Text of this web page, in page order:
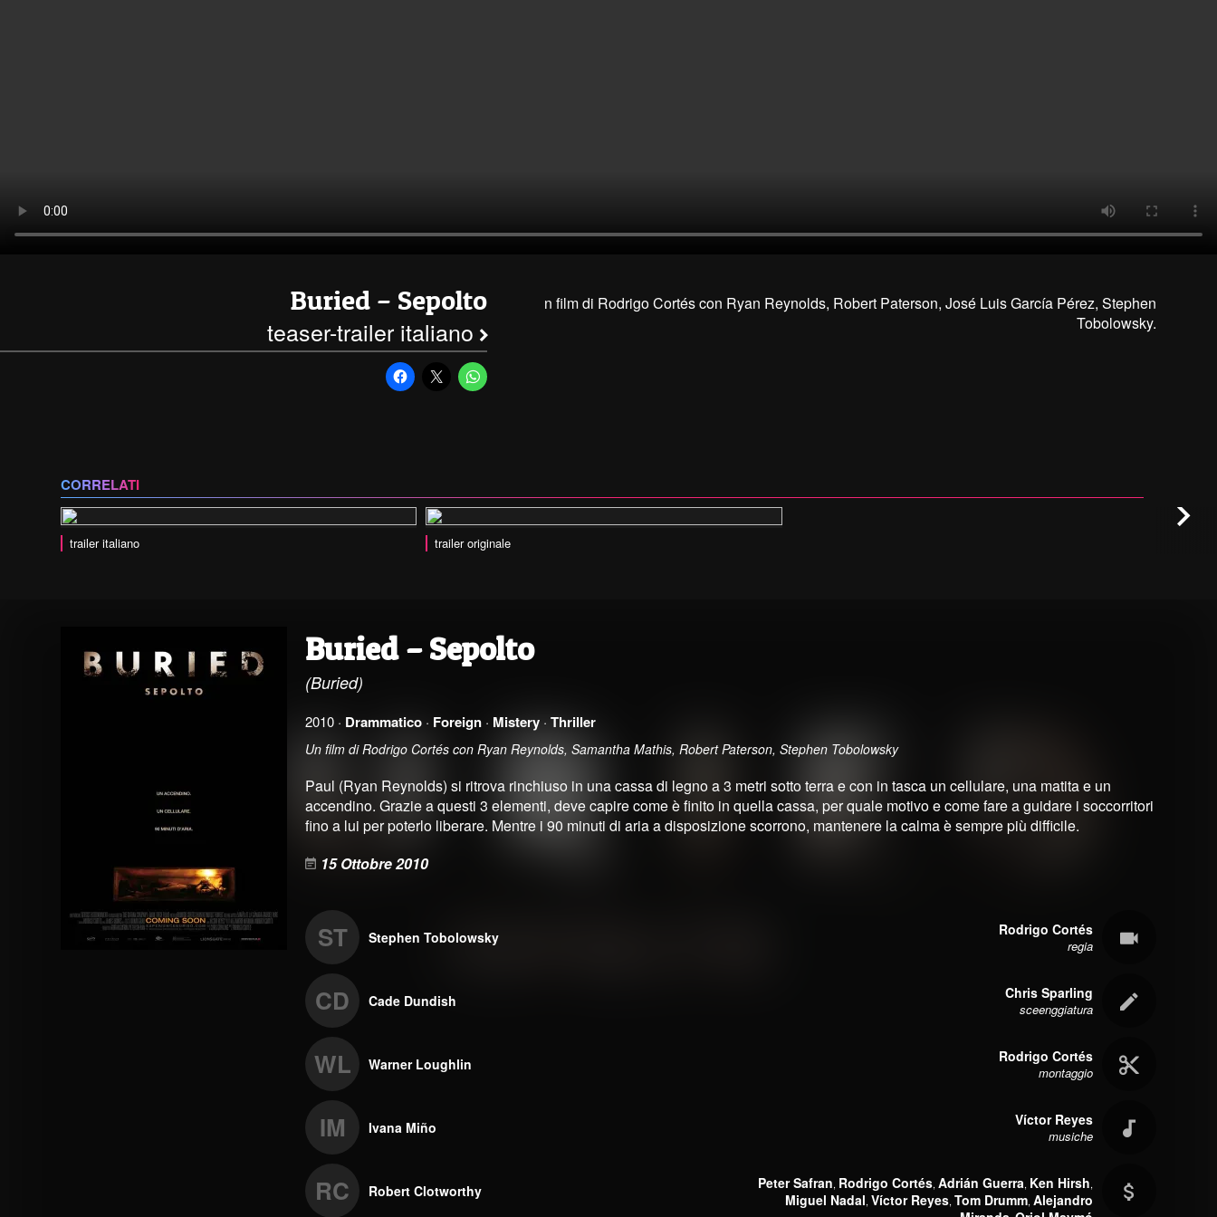
Buried – Sepolto
teaser-trailer italiano
n film di Rodrigo Cortés con Ryan Reynolds, Robert Paterson, José Luis García Pérez, Stephen
Tobolowsky.
CORRELATI
trailer italiano trailer originale
Buried – Sepolto
(Buried)
2010 · Drammatico · Foreign · Mistery ·Thriller
Un film di Rodrigo Cortés con Ryan Reynolds, Samantha Mathis, Robert Paterson, Stephen Tobolowsky
Paul (Ryan Reynolds) si ritrova rinchiuso in una cassa di legno a 3 metri sotto terra e con in tasca un cellulare, una matita e un
accendino. Grazie a questi 3 elementi, deve capire come è finito in quella cassa, per quale motivo e come fare a guidare i soccorritori
fino a lui per poterlo liberare. Mentre i 90 minuti di aria a disposizione scorrono, mantenere la calma è sempre più difficile.
15 Ottobre 2010
ST Stephen Tobolowsky
CD Cade Dundish
WL Warner Loughlin
IM Ivana Miño
RC Robert Clotworthy
Rodrigo Cortés
regia
Chris Sparling
sceenggiatura
Rodrigo Cortés
montaggio
Víctor Reyes
musiche
Peter Safran, Rodrigo Cortés, Adrián Guerra, Ken Hirsh,
Miguel Nadal, Víctor Reyes, Tom Drumm, Alejandro